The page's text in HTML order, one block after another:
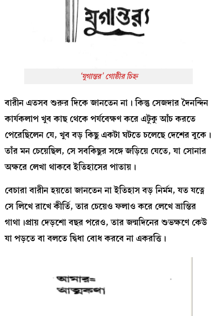
‘যুগান্তর’ গোষ্ঠীর চিহ্ন
বারীন এতসব শুরুর দিকে জানতেন না। কিন্তু সেজদার দৈনন্দিন
কার্যকলাপ খুব কাছ থেকে পর্যবেক্ষণ করে এটুকু আঁচ করতে
পেরেছিলেন যে, খুব বড় কিছু একটা ঘটতে চলেছে দেশের বুকে।
তাঁর মন চেয়েছিল, সে সবকিছুর সঙ্গে জড়িয়ে যেতে, যা সোনার
অক্ষরে লেখা থাকবে ইতিহাসের পাতায়।
বেচারা বারীন হয়তো জানতেন না ইতিহাস বড় নির্মম, যত যত্নে
সে লিখে রাখে কীর্তি, তার চেয়েও ফলাও করে লেখে ভ্রান্তির
গাথা।প্রায় দেড়শো বছর পরেও, তার জন্মদিনের শুভক্ষণে কেউ
যা পড়তে বা বলতে দ্বিধা বোধ করবে না একরত্তি।